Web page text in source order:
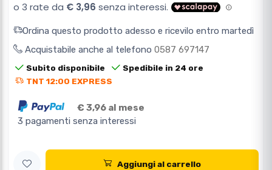
Ordina questo prodotto adesso e ricevilo entro martedì
Acquistabile anche al telefono 0587 697147
Subito disponibile
Spedibile in 24 ore
TNT 12:00 EXPRESS
€ 3,96 al mese
3 pagamenti senza interessi
Aggiungi al carrello